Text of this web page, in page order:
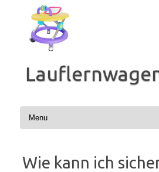
Inhalt
springen
Wie kann ich